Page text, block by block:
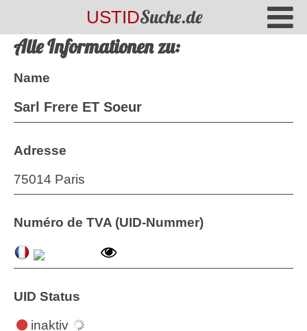
USTIDSuche.de
Alle Informationen zu:
Name
Sarl Frere ET Soeur
Adresse
75014 Paris
Numéro de TVA (UID-Nummer)
UID Status
inaktiv